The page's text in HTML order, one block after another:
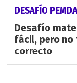
DESAFÍO
Desafío
fácil, pero no
correcto